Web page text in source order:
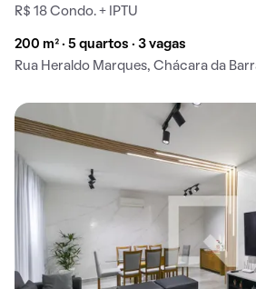
R$ 18 Condo. + IPTU
200 m² · 5 quartos · 3 vagas
Rua Heraldo Marques, Chácara da